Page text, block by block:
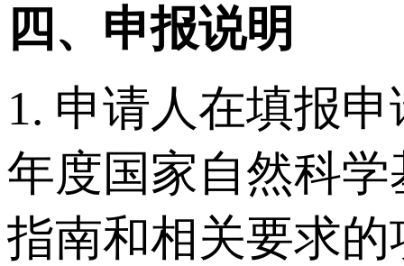
四、申报说明
1. 申请人在填报
年度国家自然科
指南和相关要求